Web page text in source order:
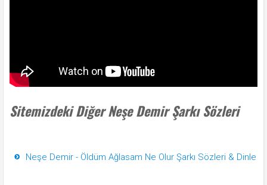
Sitemizdeki Diğer Neşe Demir Şarkı Sözleri
Neşe Demir - Öldüm Ağlasam Ne Olur Şarkı Sözleri & Dinle